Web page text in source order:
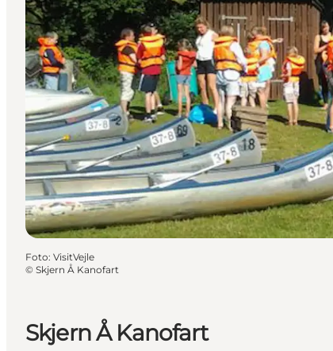
Skjern Å Kanofart
Foto: VisitVejle
© Skjern Å Kanofart